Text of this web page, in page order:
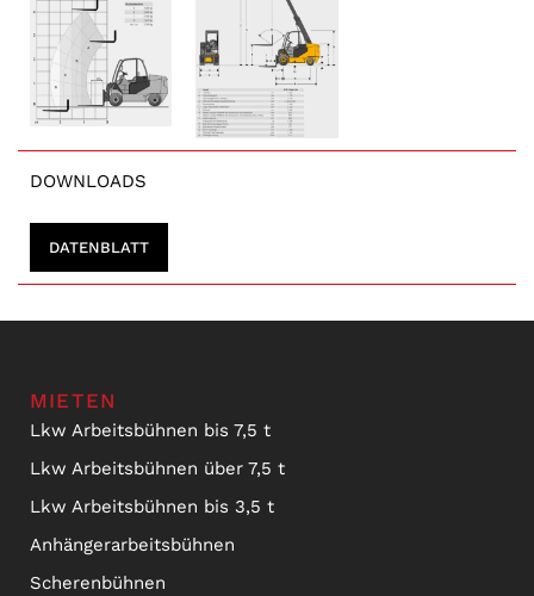
DOWNLOADS
DATENBLATT
MIETEN
Lkw Arbeitsbühnen bis 7,5 t
Lkw Arbeitsbühnen über 7,5 t
Lkw Arbeitsbühnen bis 3,5 t
Anhängerarbeitsbühnen
Scherenbühnen